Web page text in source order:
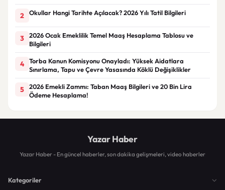
2 Okullar Hangi Tarihte Açılacak? 2026 Yılı Tatil Bilgileri
3
2026 Ocak Emeklilik Temel Maaş Hesaplama Tablosu ve
Bilgileri
4
Torba Kanun Komisyonu Onayladı: Yüksek Aidatlara
Sınırlama, Tapu ve Çevre Yasasında Köklü Değişiklikler
5
2026 Emekli Zammı: Taban Maaş Bilgileri ve 20 Bin Lira
Ödeme Hesaplama!
Yazar Haber
Yazar Haber - En güncel haberler, son dakika gelişmeleri, video haberler
Kategoriler